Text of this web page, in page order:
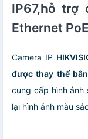
IP67,hỗ trợ
Ethernet
Camera IP
được thay thế
cung cấp hình ảnh
lại hình ảnh màu